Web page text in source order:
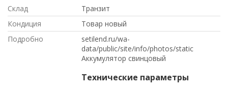
Склад
Транзит
Кондиция
Товар новый
Подробно
setilend.ru/wa-
data/public/site/info/photos/static
Аккумулятор свинцовый
Технические параметры